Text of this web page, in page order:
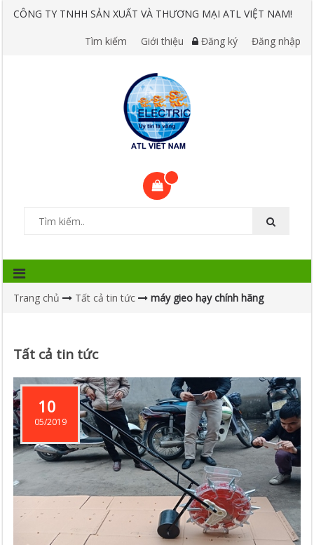
CÔNG TY TNHH SẢN XUẤT VÀ THƯƠNG MẠI ATL VIỆT NAM!
Tìm kiếm Giới thiệu Đăng ký Đăng nhập
Trang chủ Tất cả tin tức máy gieo hạy chính hãng
Tất cả tin tức
10
05/2019